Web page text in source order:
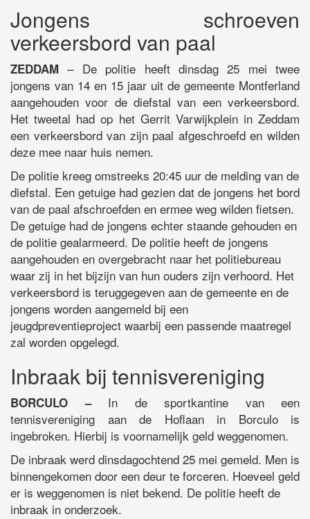
Jongens schroeven
verkeersbord van paal
ZEDDAM– De politie heeft dinsdag 25 mei twee
jongens van 14 en 15 jaar uit de gemeente Montferland
aangehouden voor de diefstal van een verkeersbord.
Het tweetal had op het Gerrit Varwijkplein in Zeddam
een verkeersbord van zijn paal afgeschroefd en wilden
deze mee naar huis nemen.
De politie kreeg omstreeks 20:45 uur de melding van de
diefstal. Een getuige had gezien dat de jongens het bord
van de paal afschroefden en ermee weg wilden fietsen.
De getuige had de jongens echter staande gehouden en
de politie gealarmeerd. De politie heeft de jongens
aangehouden en overgebracht naar het politiebureau
waar zij in het bijzijn van hun ouders zijn verhoord. Het
verkeersbord is teruggegeven aan de gemeente en de
jongens worden aangemeld bij een
jeugdpreventieproject waarbij een passende maatregel
zal worden opgelegd.
Inbraak bij tennisvereniging
BORCULO –In de sportkantine van een
tennisvereniging aan de Hoflaan in Borculo is
ingebroken. Hierbij is voornamelijk geld weggenomen.
De inbraak werd dinsdagochtend 25 mei gemeld. Men is
binnengekomen door een deur te forceren. Hoeveel geld
er is weggenomen is niet bekend. De politie heeft de
inbraak in onderzoek.